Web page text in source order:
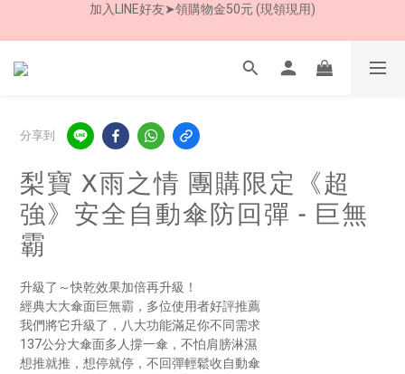
8/8 父親節限定 超商取貨免運費
7/30-8/24 全館買就送 雨傘收納袋(乙個)
8/8 父親節限定 超商取貨免運費
分享到
梨寶 X雨之情 團購限定《超
強》安全自動傘防回彈 - 巨無
霸
升級了～快乾效果加倍再升級！
經典大大傘面巨無霸，多位使用者好評推薦
我們將它升級了，八大功能滿足你不同需求
137公分大傘面多人撐一傘，不怕肩膀淋濕
想推就推，想停就停，不回彈輕鬆收自動傘